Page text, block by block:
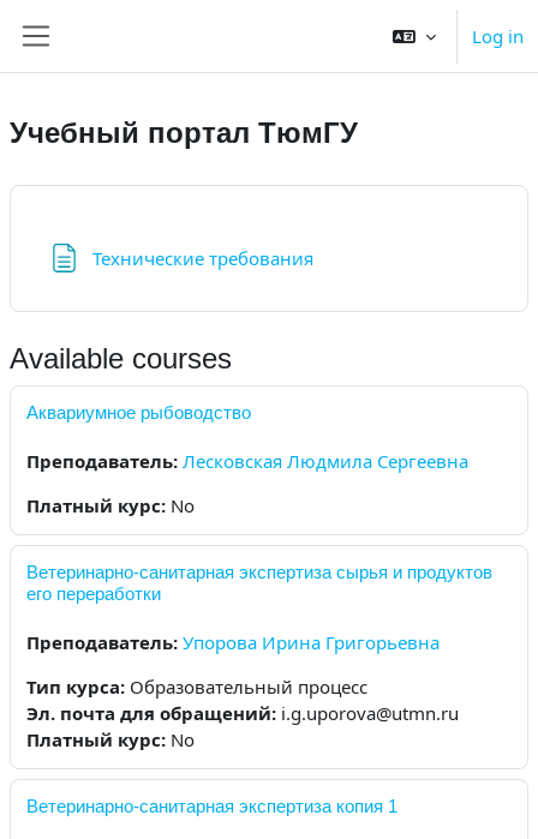
Log in
Учебный портал ТюмГУ
Технические требованияPage
Available courses
Аквариумное рыбоводство
Преподаватель: Лесковская Людмила Сергеевна
Платный курс: No
Ветеринарно-санитарная экспертиза сырья и продуктов
его переработки
Преподаватель: Упорова Ирина Григорьевна
Тип курса: Образовательный процесс
Эл. почта для обращений: i.g.uporova@utmn.ru
Платный курс: No
Ветеринарно-санитарная экспертиза копия 1